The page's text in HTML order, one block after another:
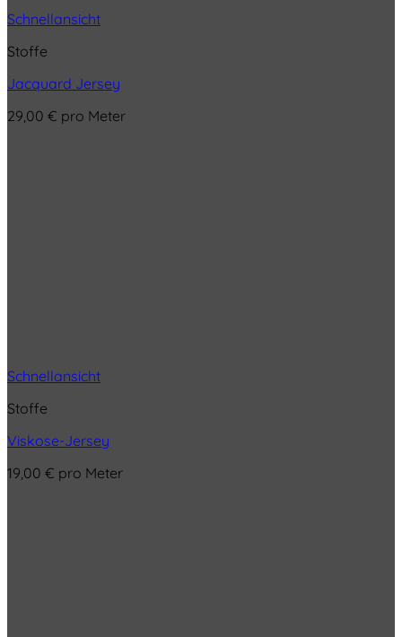
Schnellansicht
Stoffe
Jacquard Jersey
29,00 € pro Meter
Schnellansicht
Stoffe
Viskose-Jersey
19,00 € pro Meter